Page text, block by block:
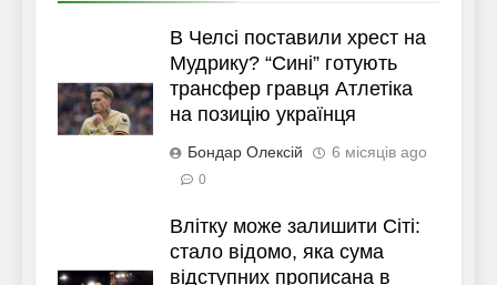
В Челсі поставили хрест на
Мудрику? “Сині” готують
трансфер гравця Атлетіка
на позицію українця
Бондар Олексій 6 місяців ago
0
Влітку може залишити Сіті:
стало відомо, яка сума
відступних прописана в